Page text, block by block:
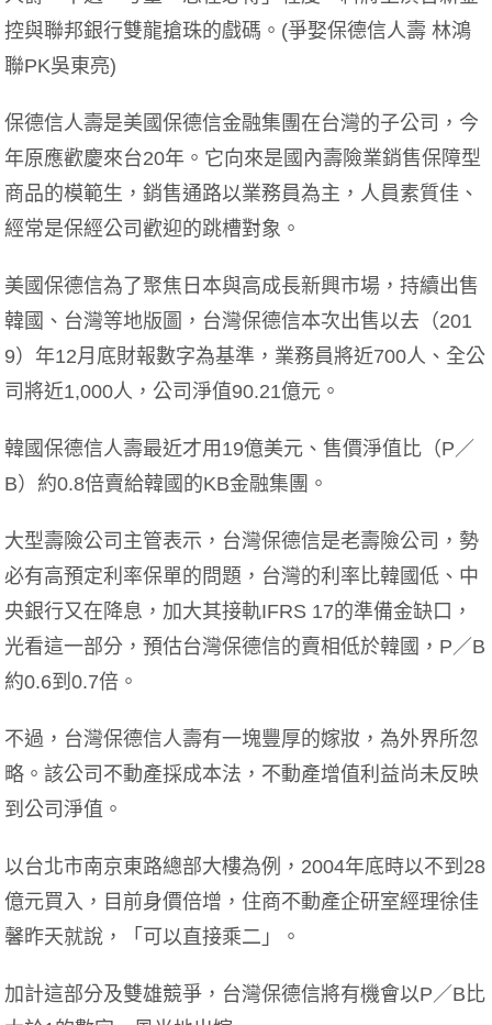
控與聯邦銀行雙龍搶珠的戲碼。(爭娶保德信人壽 林鴻
聯PK吳東亮)
保德信人壽是美國保德信金融集團在台灣的子公司，今
年原應歡慶來台20年。它向來是國內壽險業銷售保障型
商品的模範生，銷售通路以業務員為主，人員素質佳、
經常是保經公司歡迎的跳槽對象。
美國保德信為了聚焦日本與高成長新興市場，持續出售
韓國、台灣等地版圖，台灣保德信本次出售以去（201
9）年12月底財報數字為基準，業務員將近700人、全公
司將近1,000人，公司淨值90.21億元。
韓國保德信人壽最近才用19億美元、售價淨值比（P／
B）約0.8倍賣給韓國的KB金融集團。
大型壽險公司主管表示，台灣保德信是老壽險公司，勢
必有高預定利率保單的問題，台灣的利率比韓國低、中
央銀行又在降息，加大其接軌IFRS 17的準備金缺口，
光看這一部分，預估台灣保德信的賣相低於韓國，P／B
約0.6到0.7倍。
不過，台灣保德信人壽有一塊豐厚的嫁妝，為外界所忽
略。該公司不動產採成本法，不動產增值利益尚未反映
到公司淨值。
以台北市南京東路總部大樓為例，2004年底時以不到28
億元買入，目前身價倍增，住商不動產企研室經理徐佳
馨昨天就說，「可以直接乘二」。
加計這部分及雙雄競爭，台灣保德信將有機會以P／B比